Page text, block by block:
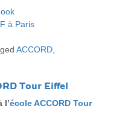
à Paris
ACCORD
Tour Eiffel
l’école ACCORD Tour